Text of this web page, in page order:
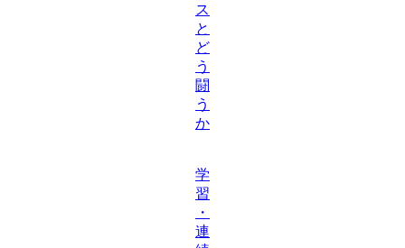
ス
と
ど
う
闘
う
か
学
習
・
連